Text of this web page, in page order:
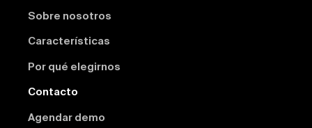
Sobre nosotros
Características
Por qué elegirnos
Contacto
Agendar demo